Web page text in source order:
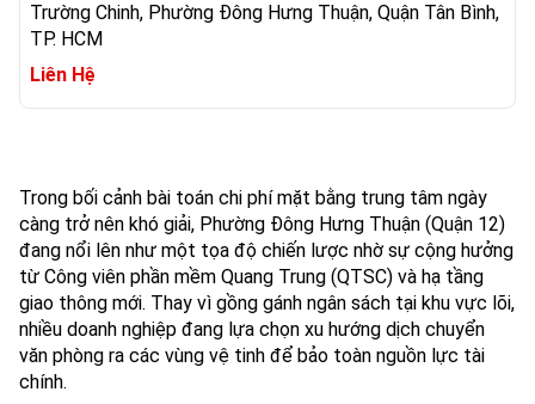
Trường Chinh, Phường Đông Hưng Thuận, Quận Tân Bình,
TP. HCM
Liên Hệ
Trong bối cảnh bài toán chi phí mặt bằng trung tâm ngày
càng trở nên khó giải, Phường Đông Hưng Thuận (Quận 12)
đang nổi lên như một tọa độ chiến lược nhờ sự cộng hưởng
từ Công viên phần mềm Quang Trung (QTSC) và hạ tầng
giao thông mới. Thay vì gồng gánh ngân sách tại khu vực lõi,
nhiều doanh nghiệp đang lựa chọn xu hướng dịch chuyển
văn phòng ra các vùng vệ tinh để bảo toàn nguồn lực tài
chính.